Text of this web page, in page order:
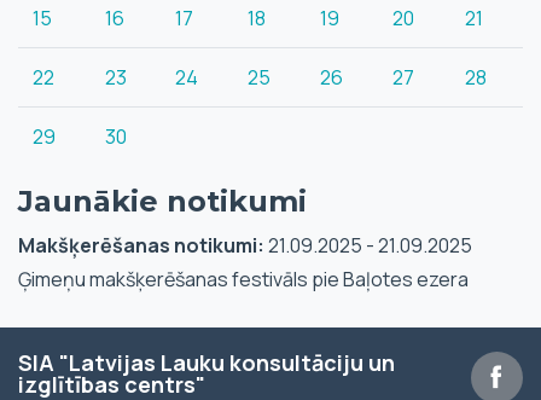
15 16 17 18 19 20 21
22 23 24 25 26 27 28
29 30
Jaunākie notikumi
Makšķerēšanas notikumi: 21.09.2025 - 21.09.2025
Ģimeņu makšķerēšanas festivāls pie Baļotes ezera
SIA "Latvijas Lauku konsultāciju un
izglītības centrs"